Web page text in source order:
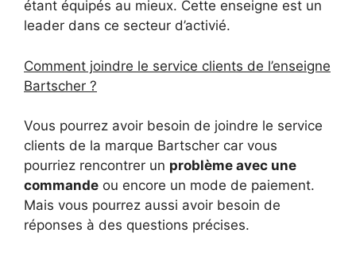
étant équipés au mieux. Cette enseigne est un
leader dans ce secteur d’activié.
Comment joindre le service clients de l’enseigne
Bartscher ?
Vous pourrez avoir besoin de joindre le service
clients de la marque Bartscher car vous
pourriez rencontrer un problème avec une
commande ou encore un mode de paiement.
Mais vous pourrez aussi avoir besoin de
réponses à des questions précises.